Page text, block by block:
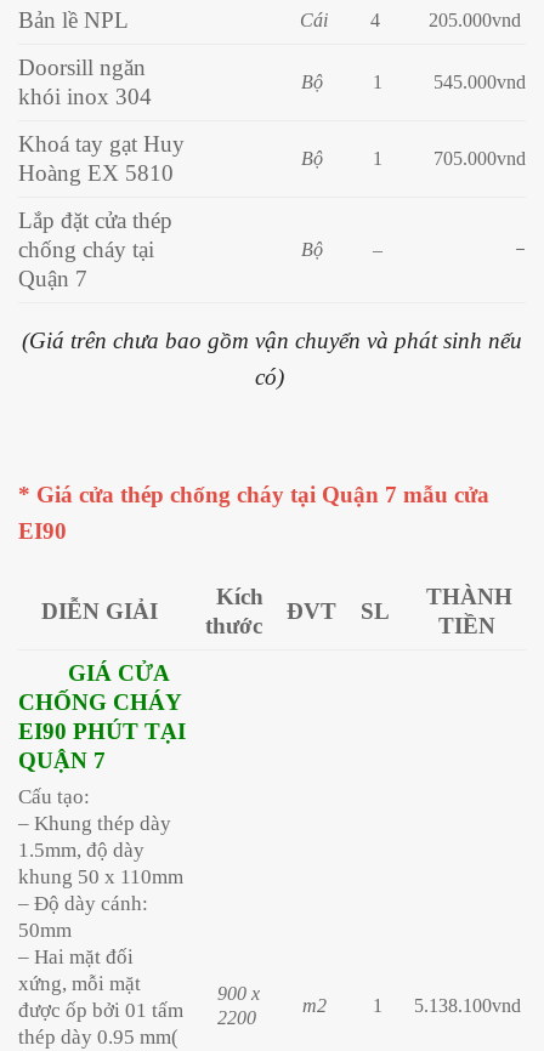
Bản lề NPL Cái 4 205.000vnd
Doorsill ngăn
khói inox 304
Bộ 1 545.000vnd
Khoá tay gạt Huy
Hoàng EX 5810
Bộ 1 705.000vnd
Lắp đặt cửa thép
chống cháy tại
Quận 7
Bộ – –
(Giá trên chưa bao gồm vận chuyển và phát sinh nếu
có)
* Giá cửa thép chống cháy tại Quận 7 mẫu cửa
EI90
DIỄN GIẢI
Kích
thước
ĐVT SL
THÀNH
TIỀN
GIÁ CỬA
CHỐNG CHÁY
EI90 PHÚT TẠI
QUẬN 7
Cấu tạo:
– Khung thép dày
1.5mm, độ dày
khung 50 x 110mm
– Độ dày cánh:
50mm
– Hai mặt đối
xứng, mỗi mặt
được ốp bởi 01 tấm
thép dày 0.95 mm(
900 x
2200
m2 1 5.138.100vnd